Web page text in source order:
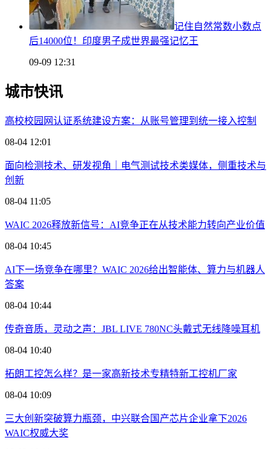
记住自然常数小数点
后14000位！印度男子成世界最强记忆王
09-09 12:31
城市快讯
高校校园网认证系统建设方案：从账号管理到统一接入控制
08-04 12:01
面向检测技术、研发视角｜电气测试技术类媒体，侧重技术与
创新
08-04 11:05
WAIC 2026释放新信号：AI竞争正在从技术能力转向产业价值
08-04 10:45
AI下一场竞争在哪里？WAIC 2026给出智能体、算力与机器人
答案
08-04 10:44
传奇音质，灵动之声：JBL LIVE 780NC头戴式无线降噪耳机
08-04 10:40
拓朗工控怎么样？是一家高新技术专精特新工控机厂家
08-04 10:09
三大创新突破算力瓶颈，中兴联合国产芯片企业拿下2026
WAIC权威大奖